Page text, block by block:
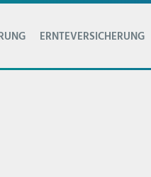
ERNTEVERSICHERUNG